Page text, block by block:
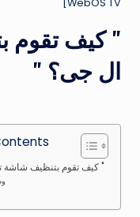
WebOS TV]
" كيف تقوم
ال جى؟ "
" كيف تقوم بتنظيف شاشة تلفاز ال جى؟ "